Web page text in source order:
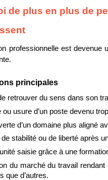
de plus en plus de
professionnelle est devenue
principales
retrouver du sens dans son
ou usure d’un poste devenu
d’un domaine plus aligné
de stabilité ou de liberté après
saisie grâce à une
du marché du travail
que d’autres.